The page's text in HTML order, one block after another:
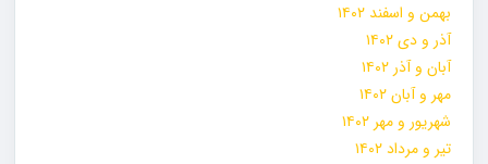
بهمن و اسفند ۱۴۰۲
آذر و دی ۱۴۰۲
آبان و آذر ۱۴۰۲
مهر و آبان ۱۴۰۲
شهریور و مهر ۱۴۰۲
تیر و مرداد ۱۴۰۲